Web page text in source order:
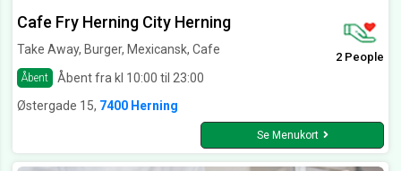
Cafe Fry Herning City Herning
Take Away, Burger, Mexicansk, Cafe
Åbent Åbent fra kl 10:00 til 23:00
2 People
Østergade 15, 7400 Herning
Se Menukort